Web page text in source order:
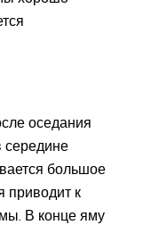
оседания
середине
большое
приводит к
В конце яму